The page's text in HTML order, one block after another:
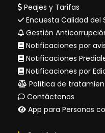
Peajes y Tarifas
Encuesta Calidad del
Gestión
Notificaciones por
Notificaciones
Notificaciones por
Política de
Contáctenos
App para Personas